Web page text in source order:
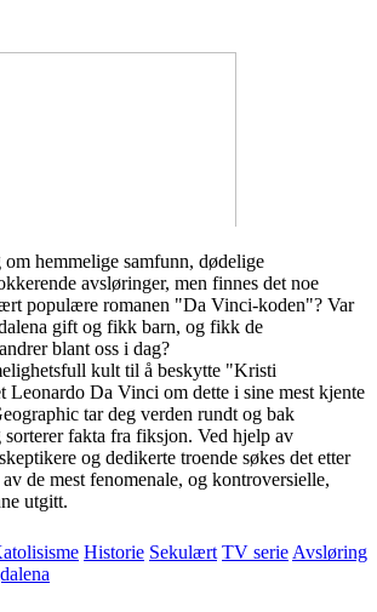
hemmelige samfunn, dødelige
avsløringer, men finnes det noe
populære romanen "Da Vinci-koden"? Var
gift og fikk barn, og fikk de
blant oss i dag?
kult til å beskytte "Kristi
Leonardo Da Vinci om dette i sine mest kjente
tar deg verden rundt og bak
sorterer fakta fra fiksjon. Ved hjelp av
og dedikerte troende søkes det etter
de mest fenomenale, og kontroversielle,
utgitt.
Historie Sekulært TV serie Avsløring